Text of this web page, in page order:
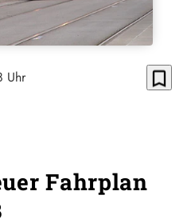
Uhr bookmark_border
Fahrplan